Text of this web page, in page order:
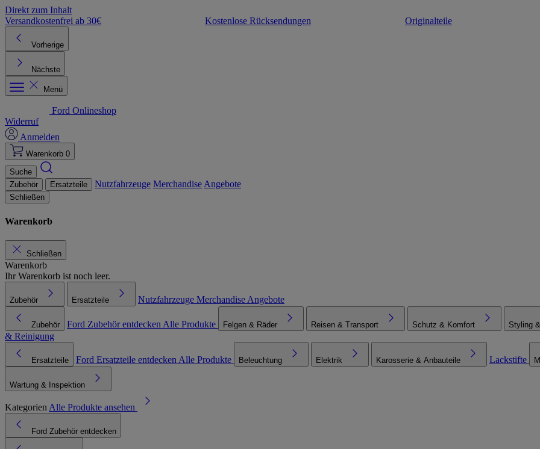
Direkt zum Inhalt
Versandkostenfrei ab 30€
Kostenlose Rücksendungen Originalteile
Vorherige
Nächste
Menü
Ford Onlineshop
Widerruf
Anmelden
Warenkorb 0
Suche
Zubehör
Ersatzteile Nutzfahrzeuge Merchandise Angebote
Schließen
Warenkorb
Schließen
Warenkorb
Ihr Warenkorb ist noch leer.
Zubehör Ersatzteile Nutzfahrzeuge Merchandise Angebote
Zubehör Ford Zubehör entdecken Alle Produkte Felgen & Räder Reisen & Transport Schutz & Komfort Styling
& Reinigung
Ersatzteile Ford Ersatzteile entdecken Alle Produkte Beleuchtung Elektrik Karosserie & Anbauteile Lackstifte
Wartung & Inspektion
Kategorien Alle Produkte ansehen
Ford Zubehör entdecken